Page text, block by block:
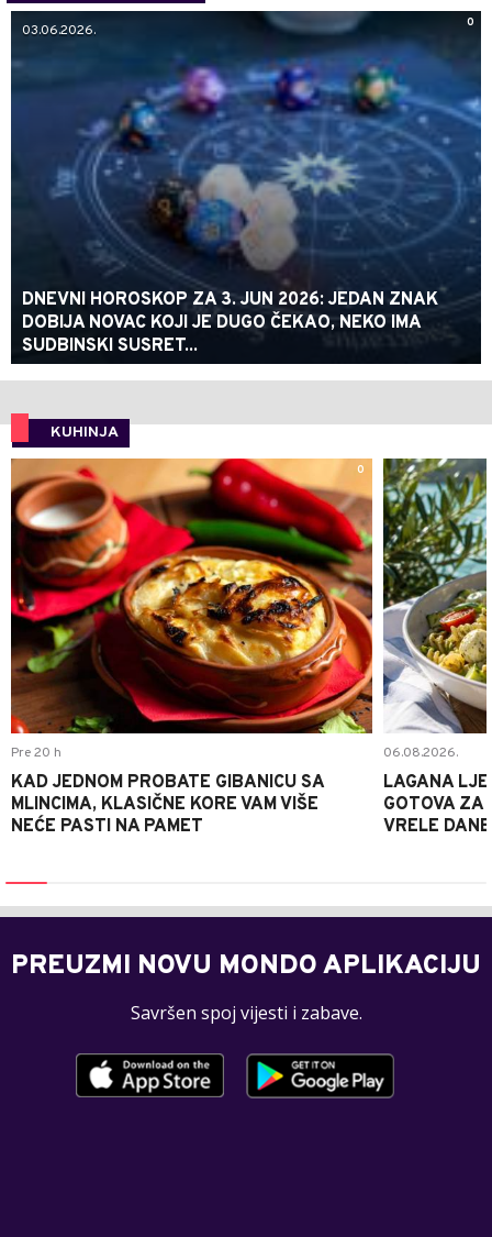
0
03.06.2026.
DNEVNI HOROSKOP ZA 3. JUN 2026: JEDAN ZNAK
DOBIJA NOVAC KOJI JE DUGO ČEKAO, NEKO IMA
SUDBINSKI SUSRET...
KUHINJA
0
Pre 20 h
KAD JEDNOM PROBATE GIBANICU SA
MLINCIMA, KLASIČNE KORE VAM VIŠE
NEĆE PASTI NA PAMET
06.08.2026.
LAGANA
GOTOVA ZA
VRELE DANE
PREUZMI NOVU MONDO APLIKACIJU
Savršen spoj vijesti i zabave.